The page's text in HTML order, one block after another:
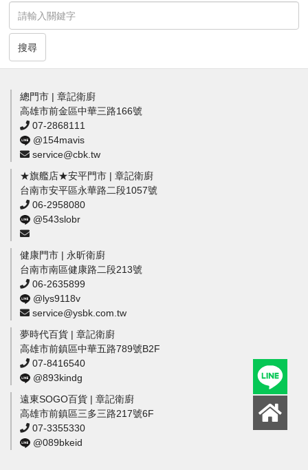
搜尋
總門市 | 章記衛廚
高雄市前金區中華三路166號
07-2868111
@154mavis
service@cbk.tw
★旗艦店★安平門市 | 章記衛廚
台南市安平區永華路二段1057號
06-2958080
@543slobr
健康門市 | 永昕衛廚
台南市南區健康路二段213號
06-2635899
@lys9118v
service@ysbk.com.tw
夢時代百貨 | 章記衛廚
高雄市前鎮區中華五路789號B2F
07-8416540
@893kindg
遠東SOGO百貨 | 章記衛廚
高雄市前鎮區三多三路217號6F
07-3355330
@089bkeid